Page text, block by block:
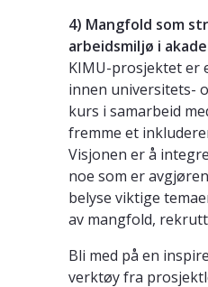
4) Mangfold som
arbeidsmiljø i
KIMU-prosjektet er
innen universitets-
kurs i samarbeid
fremme et
Visjonen er å
noe som er
belyse viktige
av mangfold,
Bli med på en
verktøy fra